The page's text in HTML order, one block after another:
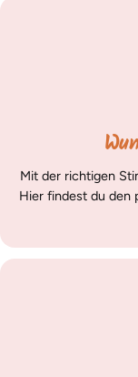
Mit der richtigen
Hier findest du den